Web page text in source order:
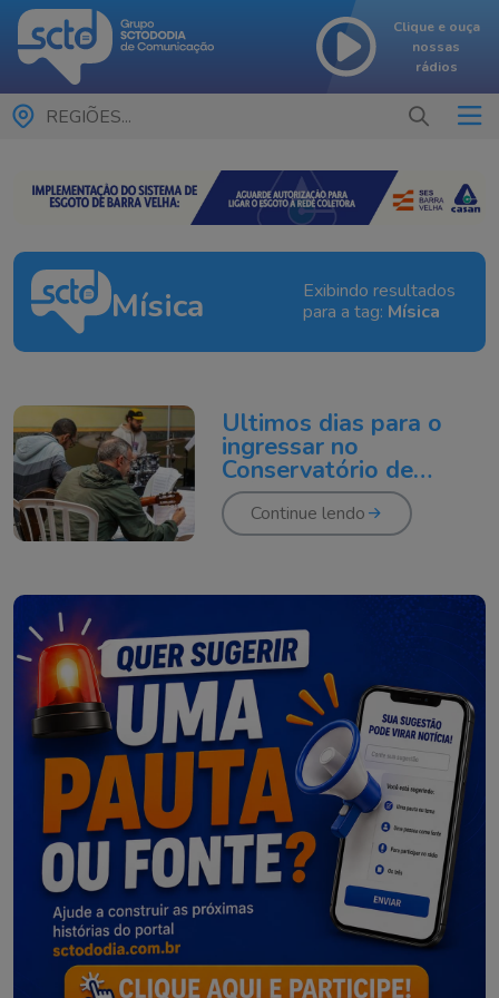
Clique e ouça
nossas
rádios
REGIÕES...
Mísica
Exibindo resultados
para a tag: Mísica
Últimos dias para o
ingressar no
Conservatório de
Música de Itajaí
Continue lendo